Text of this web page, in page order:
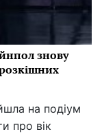
знову
на подіум
про вік